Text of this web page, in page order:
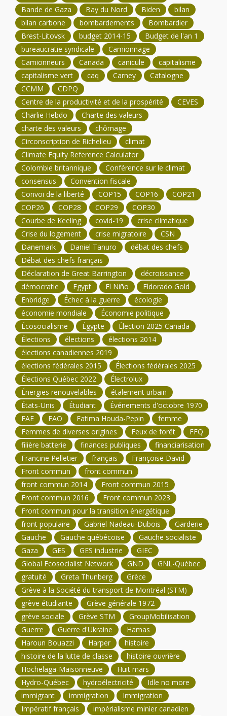
Bande de Gaza
Bay du Nord Biden
bilan
bilan carbone
bombardements
Bombardier
Brest-Litovsk
budget 2014-15
Budget de l'an 1
bureaucratie syndicale
Camionnage
Camionneurs
Canada canicule
capitalisme
capitalisme vert
caq Carney
Catalogne
CCMM
CDPQ
Centre de la productivité et de la prospérité
CEVES
Charlie Hebdo
Charte des valeurs
charte des valeurs
chômage
Circonscription de Richelieu
climat
Climate Equity Reference Calculator
Colombie britannique
Conférence sur le climat
consensus
Convention fiscale
Convoi de la liberté
COP15 COP16
COP21
COP26
COP28 COP29
COP30
Courbe de Keeling
covid-19
crise climatique
Crise du logement
crise migratoire
CSN
Danemark
Daniel Tanuro
débat des chefs
Débat des chefs français
Déclaration de Great Barrington
décroissance
démocratie
Egypt El Niño
Eldorado Gold
Enbridge
Échec à la guerre
écologie
économie mondiale
Économie politique
Écosocialisme
Égypte
Élection 2025 Canada
Élections
élections
élections 2014
élections canadiennes 2019
élections fédérales 2015
Élections fédérales 2025
Élections Québec 2022
Électrolux
Énergies renouvelables
étalement urbain
États-Unis
Étudiant
Événements d'octobre 1970
FAE
FAO Fatima Houda-Pepin
femme
Femmes de diverses origines
Feux de forêt
FFQ
filière batterie
finances publiques
financiarisation
Francine Pelletier
français
Françoise David
Front commun
front commun
front commun 2014
Front commun 2015
Front commun 2016
Front commun 2023
Front commun pour la transition énergétique
front populaire
Gabriel Nadeau-Dubois
Garderie
Gauche
Gauche québécoise
Gauche socialiste
Gaza
GES GES industrie
GIEC
Global Ecosocialist Network
GND
GNL-Québec
gratuité
Greta Thunberg
Grèce
Grève à la Société du transport de Montréal (STM)
grève étudiante
Grève générale 1972
grève sociale
Grève STM
GroupMobilisation
Guerre
Guerre d'Ukraine
Hamas
Haroun Bouazzi
Harper
histoire
histoire de la lutte de classe
histoire ouvrière
Hochelaga-Maisonneuve
Huit mars
Hydro-Québec
hydroélectricité
Idle no more
immigrant
immigration
Immigration
Impératif français
impérialisme minier canadien